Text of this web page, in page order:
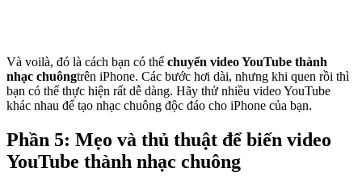
Và voilà, đó là cách bạn có thể chuyển video YouTube thành
nhạc chuôngtrên iPhone. Các bước hơi dài, nhưng khi quen rồi thì
bạn có thể thực hiện rất dễ dàng. Hãy thử nhiều video YouTube
khác nhau để tạo nhạc chuông độc đáo cho iPhone của bạn.
Phần 5: Mẹo và thủ thuật để biến video
YouTube thành nhạc chuông